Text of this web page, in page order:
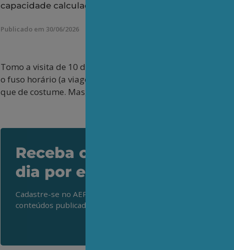
capacidade calculada de capitalizar sobre os
Publicado em 30/06/2026
Tomo a visita de 10 dias que fiz a Shanghai como ponto
o fuso horário (a viagem de volta foi de 39 horas porta a
que de costume. Mas, enfim, vamos lá.
Receba os destaques do
dia por e-mail
Cadastre-se no AEPET Direto para receber os principais
conteúdos publicados em nosso site.